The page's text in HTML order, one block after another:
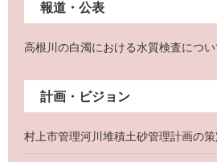
報道・公表
高根川の白濁における水質検査につい
計画・ビジョン
村上市管理河川堆積土砂管理計画の策